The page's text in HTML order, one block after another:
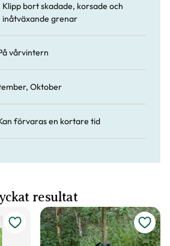
Klipp bort skadade, korsade och
inåtväxande grenar
vårvintern
Oktober
förvaras en kortare tid
resultat